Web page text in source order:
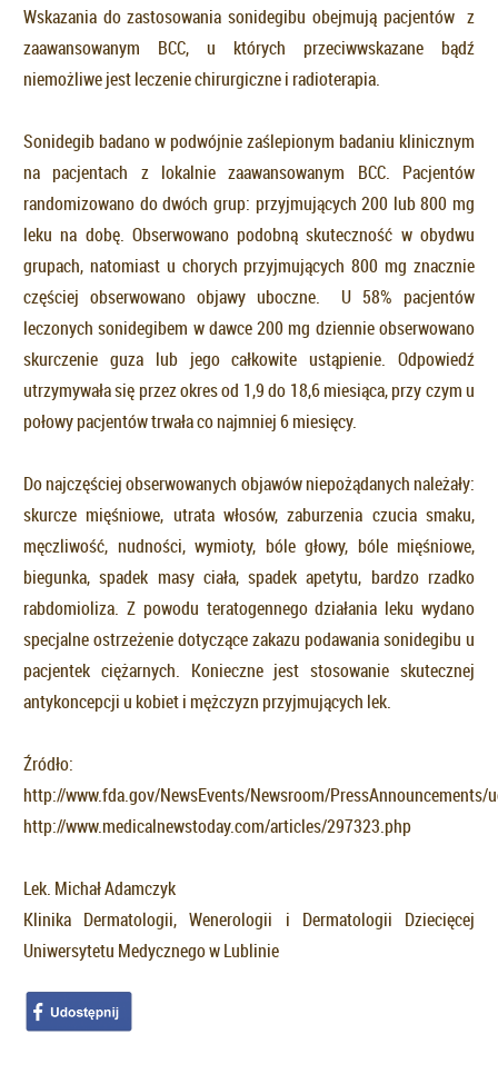
Wskazania do zastosowania sonidegibu obejmują pacjentów z
zaawansowanym BCC, u których przeciwwskazane bądź
niemożliwe jest leczenie chirurgiczne i radioterapia.
Sonidegib badano w podwójnie zaślepionym badaniu klinicznym
na pacjentach z lokalnie zaawansowanym BCC. Pacjentów
randomizowano do dwóch grup: przyjmujących 200 lub 800 mg
leku na dobę. Obserwowano podobną skuteczność w obydwu
grupach, natomiast u chorych przyjmujących 800 mg znacznie
częściej obserwowano objawy uboczne. U 58% pacjentów
leczonych sonidegibem w dawce 200 mg dziennie obserwowano
skurczenie guza lub jego całkowite ustąpienie. Odpowiedź
utrzymywała się przez okres od 1,9 do 18,6 miesiąca, przy czym u
połowy pacjentów trwała co najmniej 6 miesięcy.
Do najczęściej obserwowanych objawów niepożądanych należały:
skurcze mięśniowe, utrata włosów, zaburzenia czucia smaku,
męczliwość, nudności, wymioty, bóle głowy, bóle mięśniowe,
biegunka, spadek masy ciała, spadek apetytu, bardzo rzadko
rabdomioliza. Z powodu teratogennego działania leku wydano
specjalne ostrzeżenie dotyczące zakazu podawania sonidegibu u
pacjentek ciężarnych. Konieczne jest stosowanie skutecznej
antykoncepcji u kobiet i mężczyzn przyjmujących lek.
Źródło:
http://www.fda.gov/NewsEvents/Newsroom/PressAnnouncements/
http://www.medicalnewstoday.com/articles/297323.php
Lek. Michał Adamczyk
Klinika Dermatologii, Wenerologii i Dermatologii Dziecięcej
Uniwersytetu Medycznego w Lublinie